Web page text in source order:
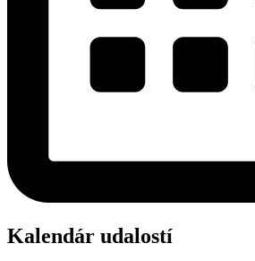
Kalendár udalostí